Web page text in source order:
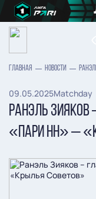
ГЛАВНАЯ НОВОСТИ
09.05.2025Matchday
РАНЭЛЬ
«ПАРИ НН» –